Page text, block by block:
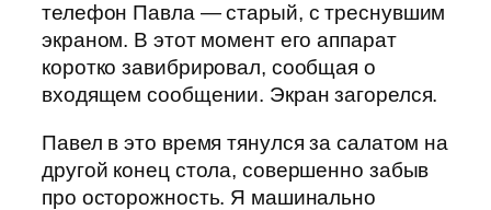
телефон Павла — старый, с треснувшим
экраном. В этот момент его аппарат
коротко завибрировал, сообщая о
входящем сообщении. Экран загорелся.
Павел в это время тянулся за салатом на
другой конец стола, совершенно забыв
про осторожность. Я машинально